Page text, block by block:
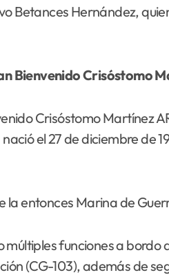
Betances Hernández,
Bienvenido Crisóstomo
Crisóstomo Martínez
el 27 de diciembre de
la entonces Marina de
múltiples funciones a
(CG-103), además de